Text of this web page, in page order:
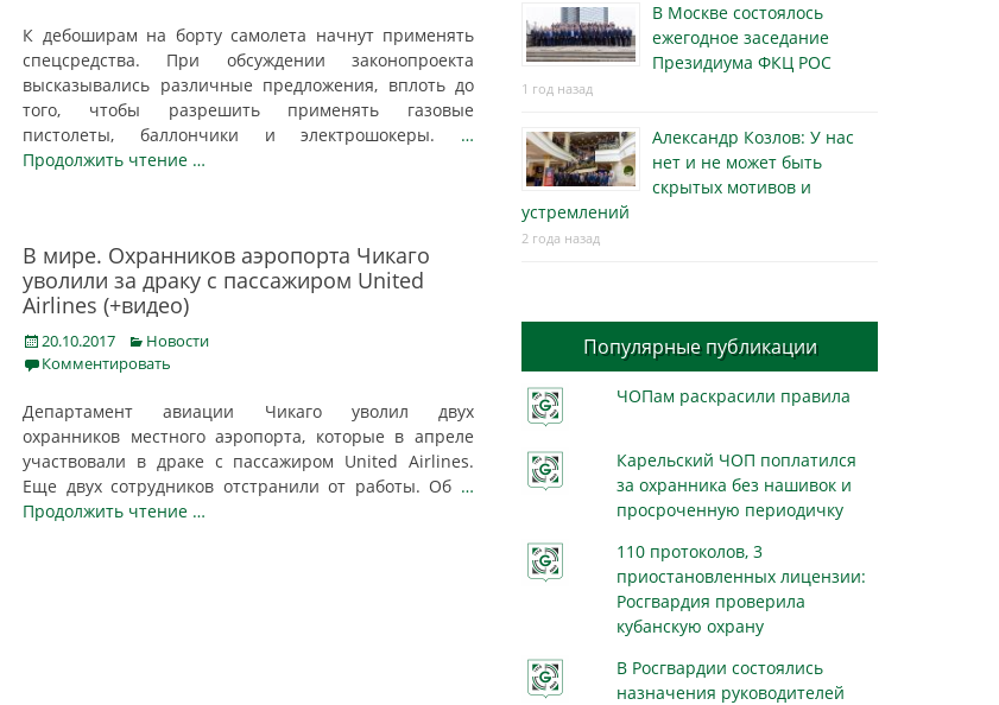
К дебоширам на борту самолета начнут применять
спецсредства. При обсуждении законопроекта
высказывались различные предложения, вплоть до
того, чтобы разрешить применять газовые
пистолеты, баллончики и электрошокеры. …
Продолжить чтение …
В мире. Охранников аэропорта Чикаго
уволили за драку с пассажиром United
Airlines (+видео)
Posted
on
20.10.2017 Categories
Новости
Комментировать
Департамент авиации Чикаго уволил двух
охранников местного аэропорта, которые в апреле
участвовали в драке с пассажиром United Airlines.
Еще двух сотрудников отстранили от работы. Об …
Продолжить чтение …
В Москве состоялось
ежегодное заседание
Президиума ФКЦ РОС
1 год назад
Александр Козлов: У нас
нет и не может быть
скрытых мотивов и
устремлений
2 года назад
Популярные публикации
ЧОПам раскрасили правила
Карельский ЧОП поплатился
за охранника без нашивок и
просроченную периодичку
110 протоколов, 3
приостановленных лицензии:
Росгвардия проверила
кубанскую охрану
В Росгвардии состоялись
назначения руководителей